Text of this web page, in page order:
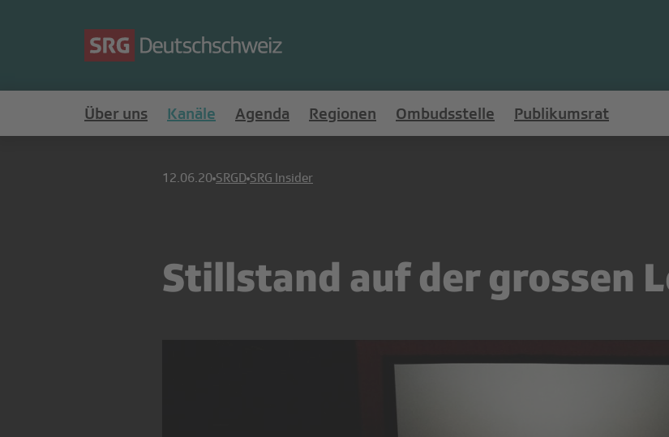
Über uns Kanäle Agenda Regionen Ombudsstelle Publikumsrat
12.06.20 SRGD SRG Insider
Stillstand auf der grossen